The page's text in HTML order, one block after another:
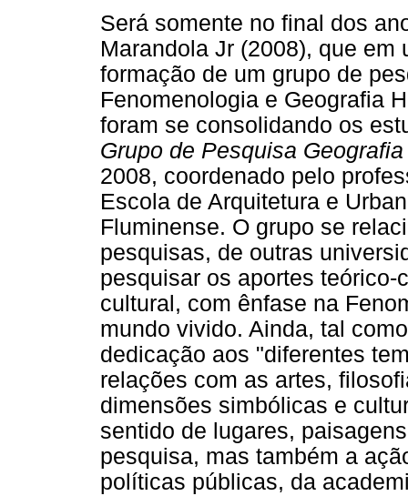
Será somente no final dos
Marandola Jr (2008), que
formação de um grupo de
Fenomenologia e Geografia
foram se consolidando os
Grupo de Pesquisa
2008, coordenado pelo
Escola de Arquitetura e
Fluminense. O grupo se
pesquisas, de outras
pesquisar os aportes
cultural, com ênfase na
mundo vivido. Ainda, tal
dedicação aos "diferentes
relações com as artes,
dimensões simbólicas e
sentido de lugares,
pesquisa, mas também a
políticas públicas, da